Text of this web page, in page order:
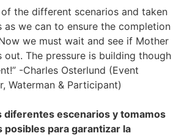
of the different scenarios and taken
as we can to ensure the completion
we must wait and see if Mother
out. The pressure is building though
-Charles Osterlund (Event
Waterman & Participant)
diferentes escenarios y tomamos
posibles para garantizar la